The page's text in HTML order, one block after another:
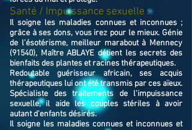
Santé / Impuissance sexuelle :
Il soigne les maladies connues et inconnues ;
grâce à ses dons, vous irez pour le mieux. Génie
de l'ésotérisme, meilleur marabout à Mennecy
(91540), Maître ABLAYE détient les secrets des
bienfaits des plantes et racines thérapeutiques.
Redoutable guérisseur africain, ses acquis
thérapeutiques lui ont été transmis par ces aïeux.
Spécialiste des traitements de l'impuissance
sexuelle, il aide les couples stériles à avoir
autant d'enfants désirés.
Il soigne les maladies connues et inconnues et